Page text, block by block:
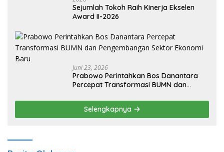
Sejumlah Tokoh Raih Kinerja Ekselen
Award II-2026
Juni 23, 2026
Prabowo Perintahkan Bos Danantara
Percepat Transformasi BUMN dan
Selengkapnya